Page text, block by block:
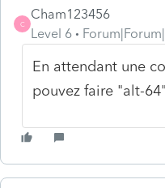
C
Cham123456
Level 6
En attendant une
pouvez faire "alt-